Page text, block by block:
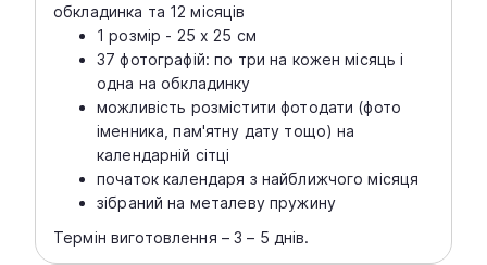
обкладинка та 12 місяців
1 розмір - 25 х 25 см
37 фотографій: по три на кожен місяць і
одна на обкладинку
можливість розмістити фотодати (фото
іменника, пам'ятну дату тощо) на
календарній сітці
початок календаря з найближчого місяця
зібраний на металеву пружину
Термін виготовлення – 3 – 5 днів.